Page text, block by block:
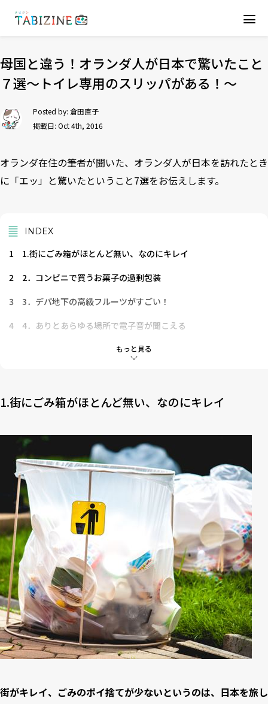
母国と違う！オランダ人が日本で驚いたこと
７選〜トイレ専用のスリッパがある！〜
Posted by: 倉田直子
掲載日: Oct 4th, 2016
オランダ在住の筆者が聞いた、オランダ人が日本を訪れたとき
に「エッ」と驚いたということ7選をお伝えします。
もっと見る
INDEX
1
1.街にごみ箱がほとんど無い、なのにキレイ
2
2．コンビニで買うお菓子の過剰包装
3
3．デパ地下の高級フルーツがすごい！
4
4．ありとあらゆる場所で電子音が聞こえる
5．トイレ専用のスリッパがある
7
7．日本の映画には、食事のシーンが多い
1.街にごみ箱がほとんど無い、なのにキレイ
街がキレイ、ごみのポイ捨てが少ないというのは、日本を旅し